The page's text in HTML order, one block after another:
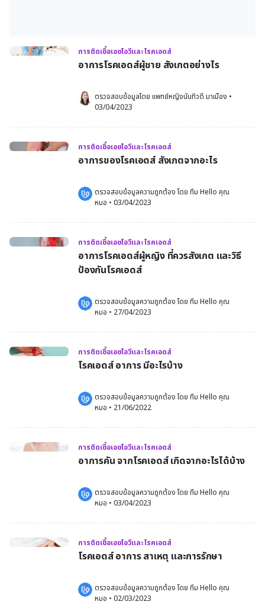
การติดเชื้อเอชไอวีและโรคเอดส์
อาการโรคเอดส์ผู้ชาย สังเกตอย่างไร
ตรวจสอบข้อมูลโดย แพทย์หญิงนันทิวดี มาเมือง •
03/04/2023
การติดเชื้อเอชไอวีและโรคเอดส์
อาการของโรคเอดส์ สังเกตจากอะไร
ตรวจสอบข้อมูลความถูกต้อง โดย ทีม Hello คุณ
หมอ • 03/04/2023
การติดเชื้อเอชไอวีและโรคเอดส์
อาการโรคเอดส์ผู้หญิง ที่ควรสังเกต และวิธี
ป้องกันโรคเอดส์
ตรวจสอบข้อมูลความถูกต้อง โดย ทีม Hello คุณ
หมอ • 27/04/2023
การติดเชื้อเอชไอวีและโรคเอดส์
โรคเอดส์ อาการ มีอะไรบ้าง
ตรวจสอบข้อมูลความถูกต้อง โดย ทีม Hello คุณ
หมอ • 21/06/2022
การติดเชื้อเอชไอวีและโรคเอดส์
อาการคัน จากโรคเอดส์ เกิดจากอะไรได้บ้าง
ตรวจสอบข้อมูลความถูกต้อง โดย ทีม Hello คุณ
หมอ • 03/04/2023
การติดเชื้อเอชไอวีและโรคเอดส์
โรคเอดส์ อาการ สาเหตุ และการรักษา
ตรวจสอบข้อมูลความถูกต้อง โดย ทีม Hello คุณ
หมอ • 02/03/2023